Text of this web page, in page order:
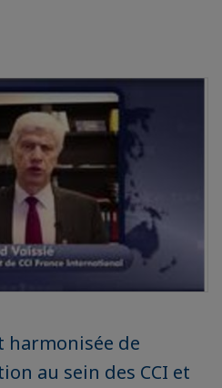
harmonisée de
au sein des CCI et